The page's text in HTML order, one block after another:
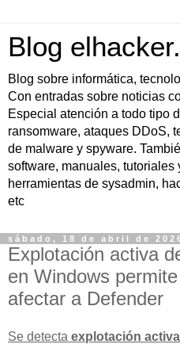
Blog
Blog sobre informática,
Con entradas sobre noticias
Especial atención a todo tipo
ransomware, ataques DDoS,
de malware y spyware.
software, manuales, tutoriales
herramientas de sysadmin,
etc
sábado, 18 de abril de
Explotación activa
en Windows
afectar a Defender
Se detecta explotación activa